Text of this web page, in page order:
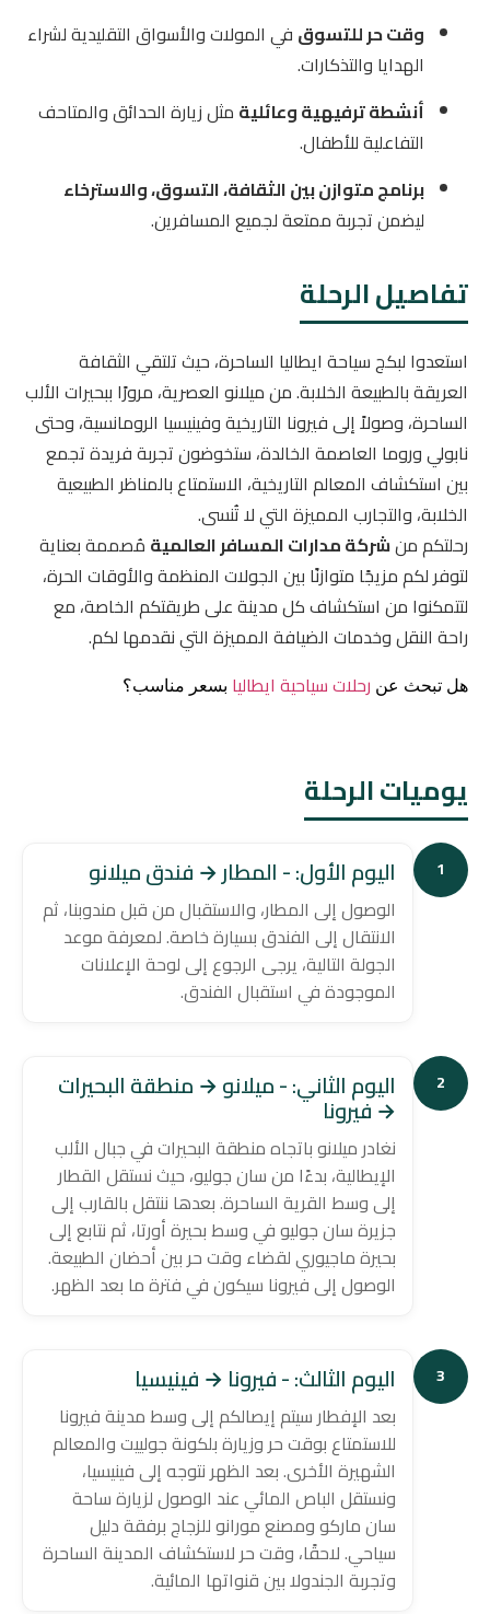
وقت حر للتسوق في المولات والأسواق التقليدية لشراء
الهدايا والتذكارات.
أنشطة ترفيهية وعائلية مثل زيارة الحدائق والمتاحف
التفاعلية للأطفال.
برنامج متوازن بين الثقافة، التسوق، والاسترخاء
ليضمن تجربة ممتعة لجميع المسافرين.
تفاصيل الرحلة
استعدوا لبكج سياحة ايطاليا الساحرة، حيث تلتقي الثقافة
العريقة بالطبيعة الخلابة. من ميلانو العصرية، مرورًا ببحيرات الألب
الساحرة، وصولاً إلى فيرونا التاريخية وفينيسيا الرومانسية، وحتى
نابولي وروما العاصمة الخالدة، ستخوضون تجربة فريدة تجمع
بين استكشاف المعالم التاريخية، الاستمتاع بالمناظر الطبيعية
الخلابة، والتجارب المميزة التي لا تُنسى.
رحلتكم منشركة مدارات المسافر العالمية مُصممة بعناية
لتوفر لكم مزيجًا متوازنًا بين الجولات المنظمة والأوقات الحرة،
لتتمكنوا من استكشاف كل مدينة على طريقتكم الخاصة، مع
راحة النقل وخدمات الضيافة المميزة التي نقدمها لكم.
هل تبحث عن رحلات سياحية ايطاليا بسعر مناسب؟
يوميات الرحلة
1 اليوم الأول: - المطار → فندق ميلانو
الوصول إلى المطار، والاستقبال من قبل مندوبنا، ثم
الانتقال إلى الفندق بسيارة خاصة. لمعرفة موعد
الجولة التالية، يرجى الرجوع إلى لوحة الإعلانات
الموجودة في استقبال الفندق.
2 اليوم الثاني: - ميلانو → منطقة البحيرات
→ فيرونا
نغادر ميلانو باتجاه منطقة البحيرات في جبال الألب
الإيطالية، بدءًا من سان جوليو، حيث نستقل القطار
إلى وسط القرية الساحرة. بعدها ننتقل بالقارب إلى
جزيرة سان جوليو في وسط بحيرة أورتا، ثم نتابع إلى
بحيرة ماجيوري لقضاء وقت حر بين أحضان الطبيعة.
الوصول إلى فيرونا سيكون في فترة ما بعد الظهر.
3 اليوم الثالث: - فيرونا → فينيسيا
بعد الإفطار سيتم إيصالكم إلى وسط مدينة فيرونا
للاستمتاع بوقت حر وزيارة بلكونة جولييت والمعالم
الشهيرة الأخرى. بعد الظهر نتوجه إلى فينيسيا،
ونستقل الباص المائي عند الوصول لزيارة ساحة
سان ماركو ومصنع مورانو للزجاج برفقة دليل
سياحي. لاحقًا، وقت حر لاستكشاف المدينة الساحرة
وتجربة الجندولا بين قنواتها المائية.